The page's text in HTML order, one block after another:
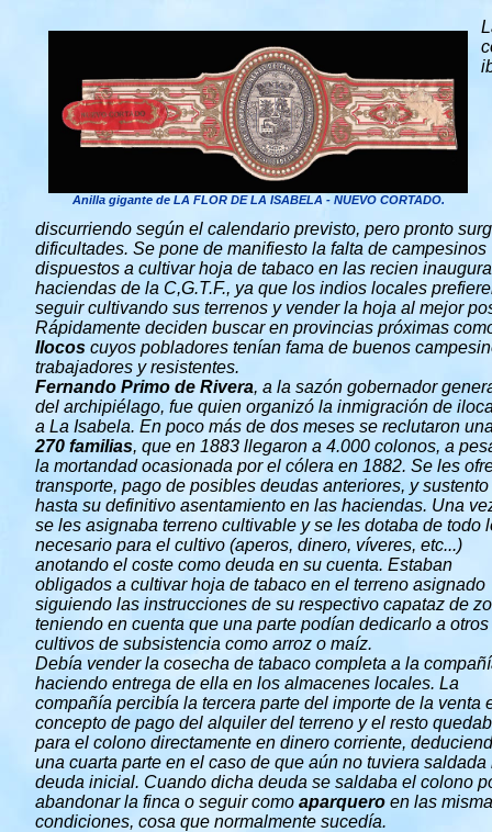
Anilla gigante de LA FLOR DE LA ISABELA - NUEVO CORTADO.
discurriendo según el calendario previsto, pero pronto
dificultades. Se pone de manifiesto la falta de campesinos
dispuestos a cultivar hoja de tabaco en las recien
haciendas de la C,G.T.F., ya que los indios locales
seguir cultivando sus terrenos y vender la hoja al mejor
Rápidamente deciden buscar en provincias próximas
Ilocos cuyos pobladores tenían fama de buenos
trabajadores y resistentes.
Fernando Primo de Rivera, a la sazón gobernador
del archipiélago, fue quien organizó la inmigración de
a La Isabela. En poco más de dos meses se reclutaron
270 familias, que en 1883 llegaron a 4.000 colonos, a
la mortandad ocasionada por el cólera en 1882. Se les
transporte, pago de posibles deudas anteriores, y sustento
hasta su definitivo asentamiento en las haciendas. Una
se les asignaba terreno cultivable y se les dotaba de todo
necesario para el cultivo (aperos, dinero, víveres, etc...)
anotando el coste como deuda en su cuenta. Estaban
obligados a cultivar hoja de tabaco en el terreno asignado
siguiendo las instrucciones de su respectivo capataz de
teniendo en cuenta que una parte podían dedicarlo a otros
cultivos de subsistencia como arroz o maíz.
Debía vender la cosecha de tabaco completa a la
haciendo entrega de ella en los almacenes locales. La
compañía percibía la tercera parte del importe de la venta
concepto de pago del alquiler del terreno y el resto
para el colono directamente en dinero corriente,
una cuarta parte en el caso de que aún no tuviera saldada
deuda inicial. Cuando dicha deuda se saldaba el colono
abandonar la finca o seguir como aparquero en las
condiciones, cosa que normalmente sucedía.